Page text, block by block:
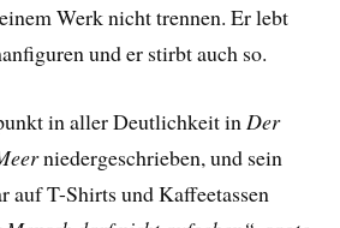
Werk nicht trennen. Er lebt
und er stirbt auch so.
in aller Deutlichkeit in Der
niedergeschrieben, und sein
auf T-Shirts und Kaffeetassen